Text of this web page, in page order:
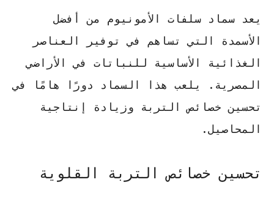
يعد سماد سلفات الأمونيوم من أفضل
الأسمدة التي تساهم في توفير العناصر
الغذائية الأساسية للنباتات في الأراضي
المصرية. يلعب هذا السماد دورًا هامًا في
تحسين خصائص التربة وزيادة إنتاجية
المحاصيل.
تحسين خصائص التربة القلوية